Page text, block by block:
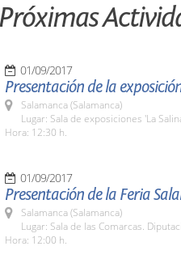
Próximas
01/09/2017
Presentación de la
Salamanca (Salamanca)
Lugar: Sala de exposiciones 'La
Hora: 12:30 h.
01/09/2017
Presentación de la Feria
Salamanca (Salamanca)
Lugar: Sala de las Comarcas.
Hora: 12:00 h.